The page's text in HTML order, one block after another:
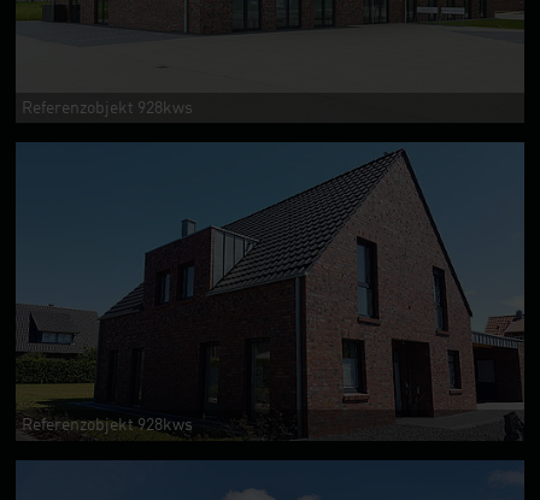
Referenzobjekt 928kws
Referenzobjekt 928kws